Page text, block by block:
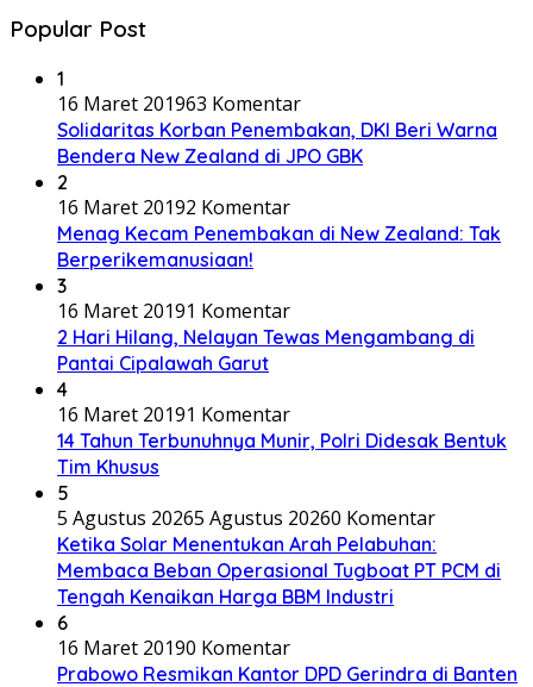
Popular Post
1
16 Maret 201963 Komentar
Solidaritas Korban Penembakan, DKI Beri Warna
Bendera New Zealand di JPO GBK
2
16 Maret 20192 Komentar
Menag Kecam Penembakan di New Zealand: Tak
Berperikemanusiaan!
3
16 Maret 20191 Komentar
2 Hari Hilang, Nelayan Tewas Mengambang di
Pantai Cipalawah Garut
4
16 Maret 20191 Komentar
14 Tahun Terbunuhnya Munir, Polri Didesak Bentuk
Tim Khusus
5
5 Agustus 20265 Agustus 20260 Komentar
Ketika Solar Menentukan Arah Pelabuhan:
Membaca Beban Operasional Tugboat PT PCM di
Tengah Kenaikan Harga BBM Industri
6
16 Maret 20190 Komentar
Prabowo Resmikan Kantor DPD Gerindra di Banten